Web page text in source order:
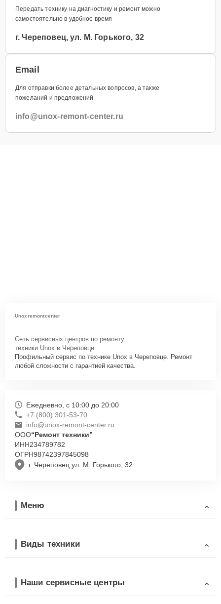
Передать технику на диагностику и ремонт можно
самостоятельно в удобное время
г. Череповец, ул. М. Горького, 32
Email
Для отправки более детальных вопросов, а также
пожеланий и предложений
info@unox-remont-center.ru
Unoxremontcenter
Сеть сервисных центров по ремонту
техники Unox в Череповце.
Профильный сервис по технике Unox в Череповце. Ремонт
любой сложности с гарантией качества.
г. Череповец ул. М. Горького, 32
Ежедневно, с 10:00 до 20:00
+7 (800) 301-53-70
info@unox-remont-center.ru
ООО“Ремонт техники”
ИНН234789782
ОГРН98742397845098
Меню
Виды техники
Наши сервисные центры